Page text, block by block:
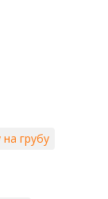
на грубу